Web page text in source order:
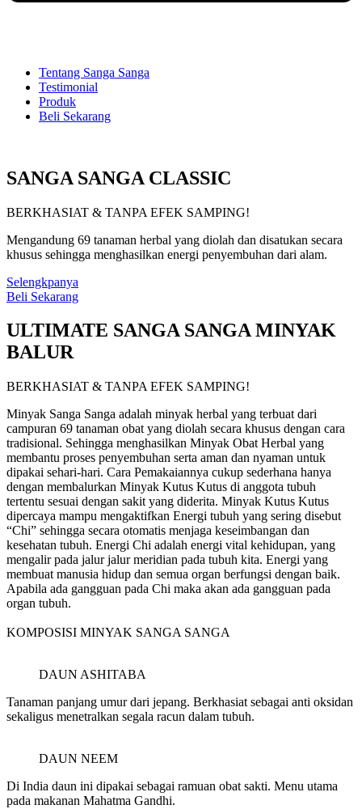
Tentang Sanga Sanga
Testimonial
Produk
Beli Sekarang
SANGA SANGA CLASSIC
BERKHASIAT & TANPA EFEK SAMPING!
Mengandung 69 tanaman herbal yang diolah dan disatukan secara
khusus sehingga menghasilkan energi penyembuhan dari alam.
Selengkpanya
Beli Sekarang
ULTIMATE SANGA SANGA MINYAK
BALUR
BERKHASIAT & TANPA EFEK SAMPING!
Minyak Sanga Sanga adalah minyak herbal yang terbuat dari
campuran 69 tanaman obat yang diolah secara khusus dengan cara
tradisional. Sehingga menghasilkan Minyak Obat Herbal yang
membantu proses penyembuhan serta aman dan nyaman untuk
dipakai sehari-hari. Cara Pemakaiannya cukup sederhana hanya
dengan membalurkan Minyak Kutus Kutus di anggota tubuh
tertentu sesuai dengan sakit yang diderita. Minyak Kutus Kutus
dipercaya mampu mengaktifkan Energi tubuh yang sering disebut
“Chi” sehingga secara otomatis menjaga keseimbangan dan
kesehatan tubuh. Energi Chi adalah energi vital kehidupan, yang
mengalir pada jalur jalur meridian pada tubuh kita. Energi yang
membuat manusia hidup dan semua organ berfungsi dengan baik.
Apabila ada gangguan pada Chi maka akan ada gangguan pada
organ tubuh.
KOMPOSISI MINYAK SANGA SANGA
DAUN ASHITABA
Tanaman panjang umur dari jepang. Berkhasiat sebagai anti oksidan
sekaligus menetralkan segala racun dalam tubuh.
DAUN NEEM
Di India daun ini dipakai sebagai ramuan obat sakti. Menu utama
pada makanan Mahatma Gandhi.